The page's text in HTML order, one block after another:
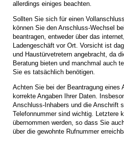
allerdings einiges beachten.
Sollten Sie sich für einen
können Sie den Anschluss-Wechsel
beantragen, entweder über das
Ladengeschäft vor Ort. Vorsicht ist
und Haustürvetretern angebracht, da
Beratung bieten und manchmal auch
Sie es tatsächlich benötigen.
Achten Sie bei der Beantragung eines
korrekte Angaben Ihrer Daten.
Anschluss-Inhabers und die Anschrift
Telefonnummer sind wichtig. Letztere
übernommen werden, so dass Sie
über die gewohnte Rufnummer